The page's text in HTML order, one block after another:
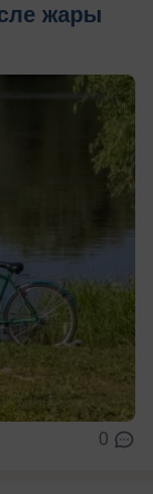
жары
0